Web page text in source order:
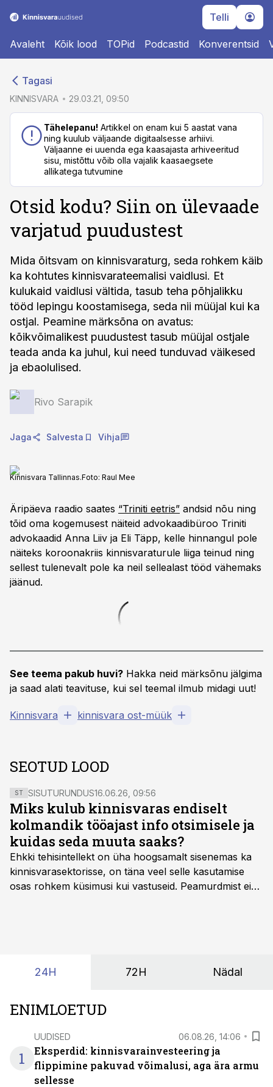
Telli
Avaleht Kõik lood TOPid Podcastid Konverentsid
Tagasi
KINNISVARA 29.03.21, 09:50
Tähelepanu! Artikkel on enam kui 5 aastat vana
ning kuulub väljaande digitaalsesse arhiivi.
Väljaanne ei uuenda ega kaasajasta arhiveeritud
sisu, mistõttu võib olla vajalik kaasaegsete
allikatega tutvumine
Otsid kodu? Siin on ülevaade
varjatud puudustest
Mida õitsvam on kinnisvaraturg, seda rohkem käib
ka kohtutes kinnisvarateemalisi vaidlusi. Et
kulukaid vaidlusi vältida, tasub teha põhjalikku
tööd lepingu koostamisega, seda nii müüjal kui ka
ostjal. Peamine märksõna on avatus:
kõikvõimalikest puudustest tasub müüjal ostjale
teada anda ka juhul, kui need tunduvad väikesed
ja ebaolulised.
Rivo Sarapik
Jaga Salvesta Vihja
Kinnisvara Tallinnas.Foto: Raul Mee
Äripäeva raadio saates “Triniti eetris” andsid nõu ning
tõid oma kogemusest näiteid advokaadibüroo Triniti
advokaadid Anna Liiv ja Eli Täpp, kelle hinnangul pole
näiteks koroonakriis kinnisvaraturule liiga teinud ning
sellest tulenevalt pole ka neil sellealast tööd vähemaks
jäänud.
See teema pakub huvi? Hakka neid märksõnu jälgima
ja saad alati teavituse, kui sel teemal ilmub midagi uut!
Kinnisvara kinnisvara ost-müük
SEOTUD LOOD
ST SISUTURUNDUS16.06.26, 09:56
Miks kulub kinnisvaras endiselt
kolmandik tööajast info otsimisele ja
kuidas seda muuta saaks?
Ehkki tehisintellekt on üha hoogsamalt sisenemas ka
kinnisvarasektorisse, on täna veel selle kasutamise
osas rohkem küsimusi kui vastuseid. Peamurdmist ei
24H 72H Nädal
ENIMLOETUD
1
UUDISED 06.08.26, 14:06
Eksperdid: kinnisvarainvesteering ja
flippimine pakuvad võimalusi, aga ära armu
sellesse